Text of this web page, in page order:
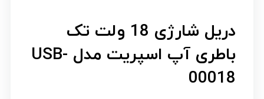
دریل شارژی 18 ولت تک
باطری آپ اسپریت مدل USB-
00018